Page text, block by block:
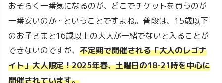
おそらく一番気になるのが、どこでチケットを買うのが
一番安いのか…ということですよね。普段は、15歳以下
のお子さまと16歳以上の大人が一緒でないと入ることが
できないのですが、 不定期で開催される「大人のレゴナ
イト」大人限定！2025年春、土曜日の18-21時を中心に
開催されています。